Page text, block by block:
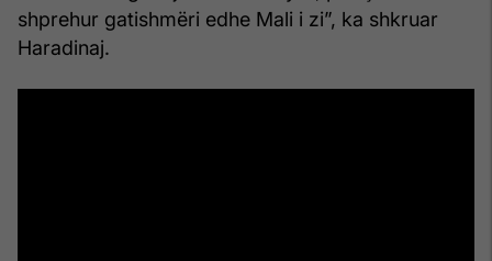
shprehur gatishmëri edhe Mali i zi”, ka shkruar
Haradinaj.